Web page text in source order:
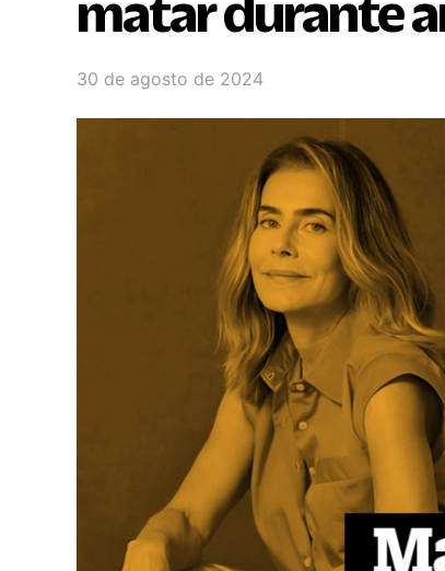
matar durante
30 de agosto de 2024